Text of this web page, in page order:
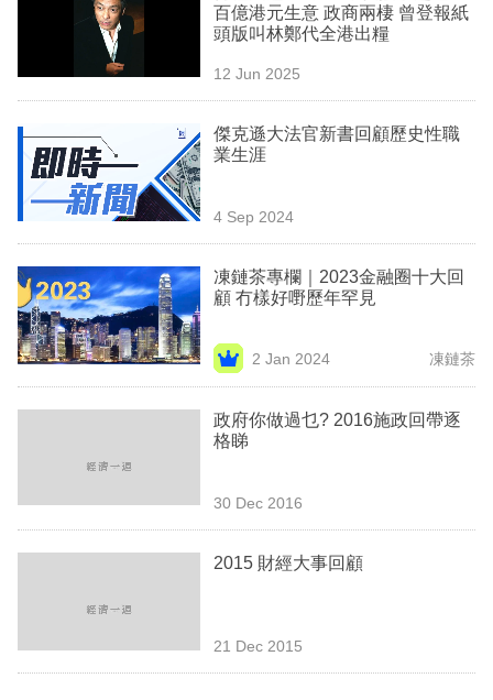
業
技
場
生
時
事
欄
區
百億港元生意 政商兩棲 曾登報紙
頭版叫林鄭代全港出糧
12 Jun 2025
傑克遜大法官新書回顧歷史性職
業生涯
4 Sep 2024
凍鏈茶專欄｜2023金融圈十大回
顧 冇樣好嘢歷年罕見
2 Jan 2024 凍鏈茶
政府你做過乜? 2016施政回帶逐
格睇
30 Dec 2016
2015 財經大事回顧
21 Dec 2015